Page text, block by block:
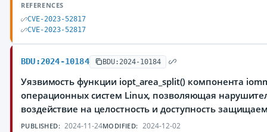
REFERENCES
CVE-2023-52817
CVE-2023-52817
BDU:2024-10184 BDU:2024-10184
Уязвимость функции iopt_area_split() компонента
операционных систем Linux, позволяющая
воздействие на целостность и доступность
PUBLISHED: 2024-11-24MODIFIED: 2024-12-02